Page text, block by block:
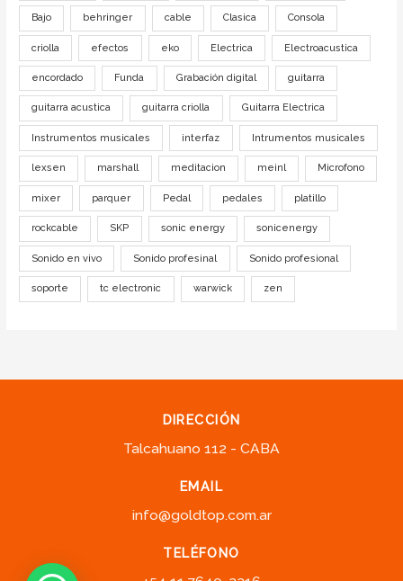
Bajo behringer cable Clasica Consola
criolla efectos eko Electrica Electroacustica
encordado Funda Grabación digital guitarra
guitarra acustica guitarra criolla Guitarra Electrica
Instrumentos musicales interfaz Intrumentos musicales
lexsen marshall meditacion meinl Microfono
mixer parquer Pedal pedales platillo
rockcable SKP sonic energy sonicenergy
Sonido en vivo Sonido profesinal Sonido profesional
soporte tc electronic warwick zen
DIRECCIÓN
Talcahuano 112 - CABA
EMAIL
info@goldtop.com.ar
TELÉFONO